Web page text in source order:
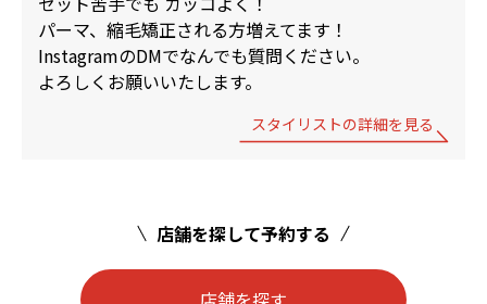
パーマ、縮毛矯正される方増えてます！
InstagramのDMでなんでも質問ください。
よろしくお願いいたします。
スタイリストの詳細を見る
店舗を探して予約する